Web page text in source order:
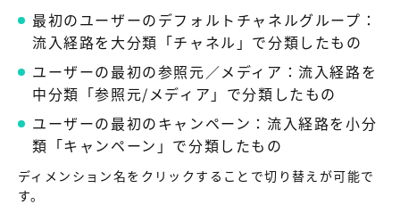
最初のユーザーのデフォルトチャネルグループ：
流入経路を大分類「チャネル」で分類したもの
ユーザーの最初の参照元／メディア：流入経路を
中分類「参照元/メディア」で分類したもの
ユーザーの最初のキャンペーン：流入経路を小分
類「キャンペーン」で分類したもの
ディメンション名をクリックすることで切り替えが可能で
す。